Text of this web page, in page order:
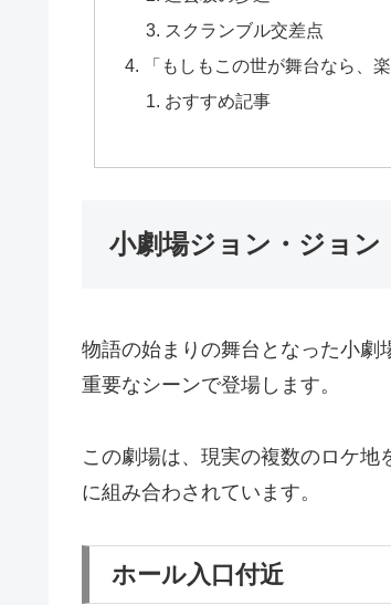
スクランブル交差点
「もしもこの世が舞台なら、
おすすめ記事
小劇場ジョン・ジョン
物語の始まりの舞台となった小劇
重要なシーンで登場します。
この劇場は、現実の複数のロケ
に組み合わされています。
ホール入口付近